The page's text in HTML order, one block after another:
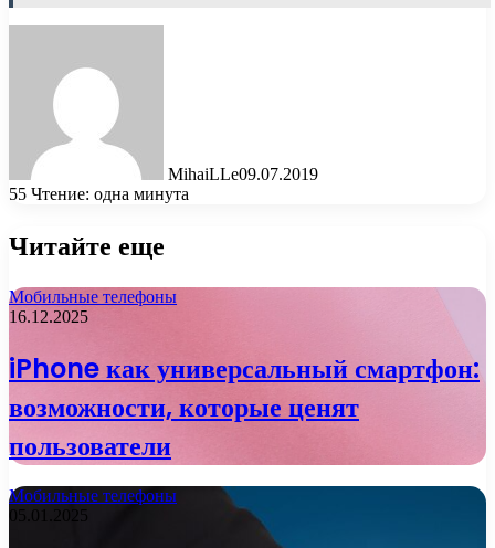
MihaiLLe09.07.2019
55 Чтение: одна минута
Читайте еще
Мобильные телефоны
16.12.2025
iPhone как универсальный смартфон:
возможности, которые ценят
пользователи
Мобильные телефоны
05.01.2025